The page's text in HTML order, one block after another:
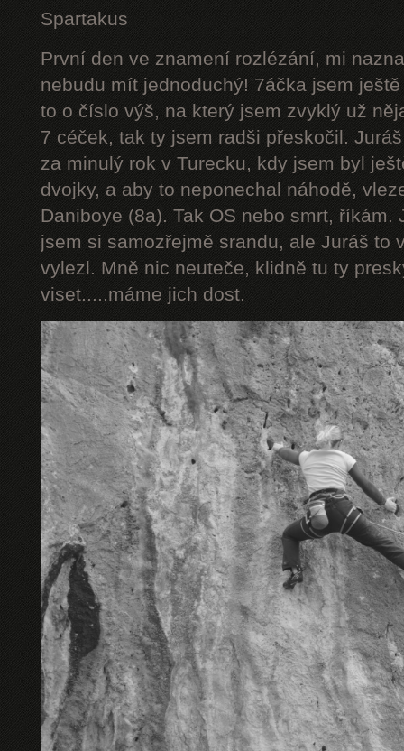
Spartakus
První den ve znamení rozlézání, mi
nebudu mít jednoduchý! 7áčka jsem
to o číslo výš, na který jsem zvyklý už
7 céček, tak ty jsem radši přeskočil.
za minulý rok v Turecku, kdy jsem byl
dvojky, a aby to neponechal náhodě,
Daniboye (8a). Tak OS nebo smrt,
jsem si samozřejmě srandu, ale Juráš to
vylezl. Mně nic neuteče, klidně tu ty
viset.....máme jich dost.